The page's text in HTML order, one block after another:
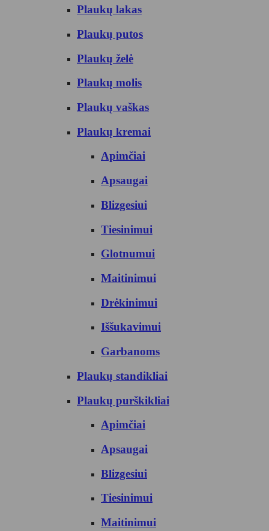
Plaukų lakas
Plaukų putos
Plaukų želė
Plaukų molis
Plaukų vaškas
Plaukų kremai
Apimčiai
Apsaugai
Blizgesiui
Tiesinimui
Glotnumui
Maitinimui
Drėkinimui
Iššukavimui
Garbanoms
Plaukų standikliai
Plaukų purškikliai
Apimčiai
Apsaugai
Blizgesiui
Tiesinimui
Maitinimui